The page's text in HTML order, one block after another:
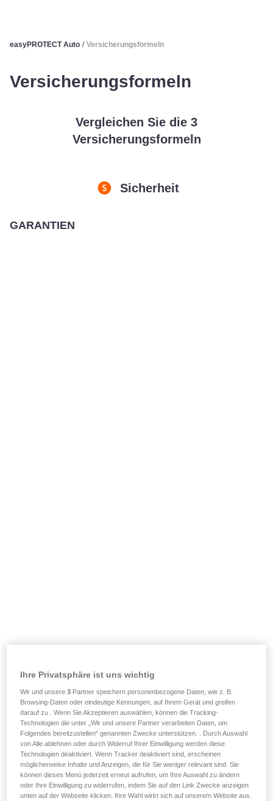
easyPROTECT Auto / Versicherungsformeln
Versicherungsformeln
Vergleichen Sie die 3
Versicherungsformeln
Sicherheit
GARANTIEN
Ihre Privatsphäre ist uns wichtig
Wir und unsere3 Partner speichern personenbezogene Daten, wie z. B.
Browsing-Daten oder eindeutige Kennungen, auf Ihrem Gerät und greifen
darauf zu . Wenn Sie Akzeptieren auswählen, können die Tracking-
Technologien die unter „Wir und unsere Partner verarbeiten Daten, um
Folgendes bereitzustellen“ genannten Zwecke unterstützen. . Durch Auswahl
von Alle ablehnen oder durch Widerruf Ihrer Einwilligung werden diese
Technologien deaktiviert. Wenn Tracker deaktiviert sind, erscheinen
möglicherweise Inhalte und Anzeigen, die für Sie weniger relevant sind. Sie
können dieses Menü jederzeit erneut aufrufen, um Ihre Auswahl zu ändern
oder Ihre Einwilligung zu widerrufen, indem Sie auf den Link Zwecke anzeigen
unten auf der Webseite klicken. Ihre Wahl wirkt sich auf unsere/n Website aus.